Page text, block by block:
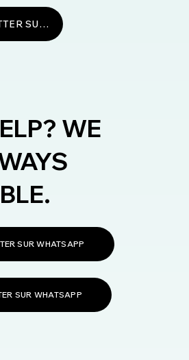
CHATTER SUR WHATSAPP
WE
SUR WHATSAPP
SUR WHATSAPP